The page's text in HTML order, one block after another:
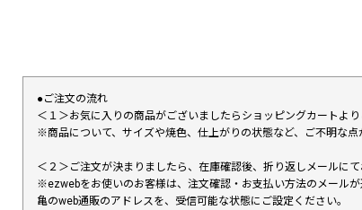
●ご注文の流れ
＜１＞お気に入りの商品がございましたらショッピングカートより
※商品について、サイズや焼色、仕上がりの状態など、ご不明な
＜２＞ご注文が決まりましたら、在庫確認後、折り返しメールに
※ezwebをお使いのお客様は、注文確認・お支払い方法のメール
亀のweb通販のアドレスを、受信可能な状態にご設定ください。